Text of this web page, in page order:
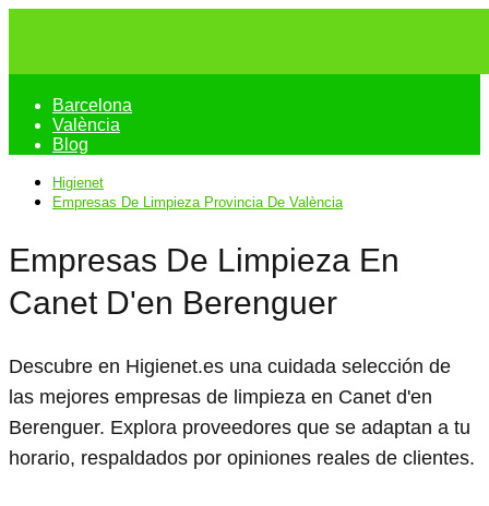
Barcelona
València
Blog
Higienet
Empresas De Limpieza Provincia De València
Empresas De Limpieza En
Canet D'en Berenguer
Descubre en Higienet.es una cuidada selección de
las mejores empresas de limpieza en Canet d'en
Berenguer. Explora proveedores que se adaptan a tu
horario, respaldados por opiniones reales de clientes.